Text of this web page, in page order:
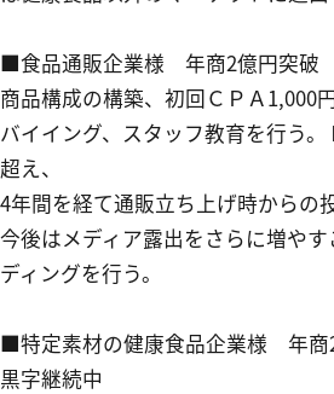
■食品通販企業様 年商2億円突破
商品構成の構築、初回ＣＰＡ1,000
バイイング、スタッフ教育を行う
超え、
4年間を経て通販立ち上げ時からの
今後はメディア露出をさらに増やす
ディングを行う。
■特定素材の健康食品企業様 年商
黒字継続中